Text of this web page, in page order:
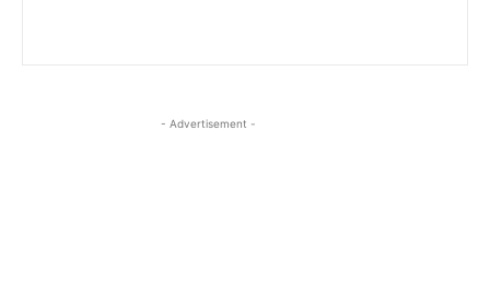
- Advertisement -